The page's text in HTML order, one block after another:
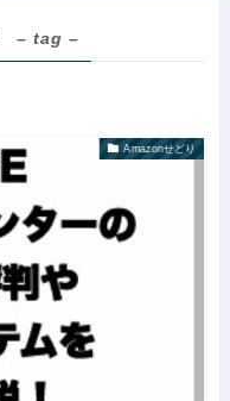
– tag –
Amazonせどり